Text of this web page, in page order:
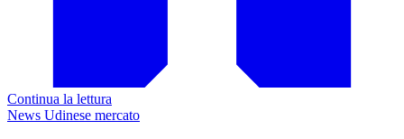
Continua la lettura
News Udinese mercato